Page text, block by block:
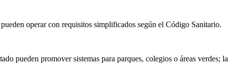
operar con requisitos simplificados según el Código Sanitario.
pueden promover sistemas para parques, colegios o áreas verdes;